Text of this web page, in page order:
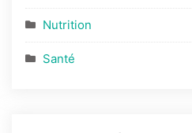
Nutrition
Santé